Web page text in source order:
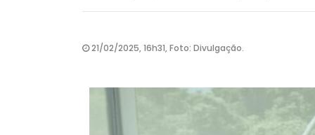
21/02/2025, 16h31, Foto: Divulgação.